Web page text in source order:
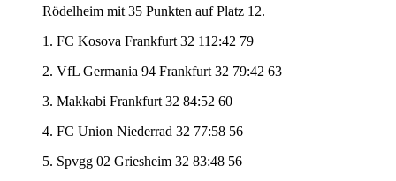
Rödelheim mit 35 Punkten auf Platz 12.
1. FC Kosova Frankfurt 32 112:42 79
2. VfL Germania 94 Frankfurt 32 79:42 63
3. Makkabi Frankfurt 32 84:52 60
4. FC Union Niederrad 32 77:58 56
5. Spvgg 02 Griesheim 32 83:48 56